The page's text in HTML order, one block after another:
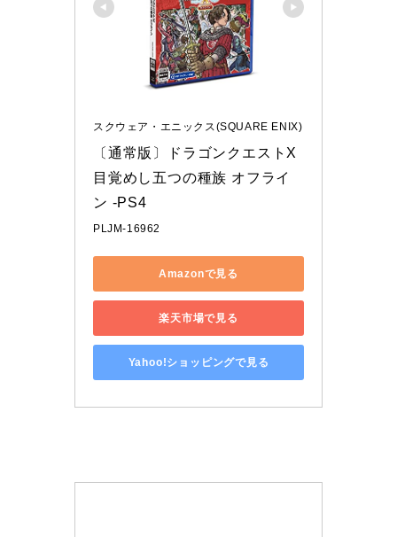
スクウェア・エニックス(SQUARE ENIX)
〔通常版〕ドラゴンクエストX
目覚めし五つの種族 オフライ
ン -PS4
PLJM-16962
Amazonで見る
楽天市場で見る
Yahoo!ショッピングで見る